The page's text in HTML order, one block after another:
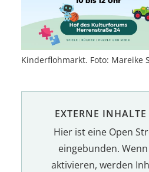
Kinderflohmarkt. Foto: Mareike
EXTERNE
Hier ist eine Open
eingebunden.
aktivieren, werden